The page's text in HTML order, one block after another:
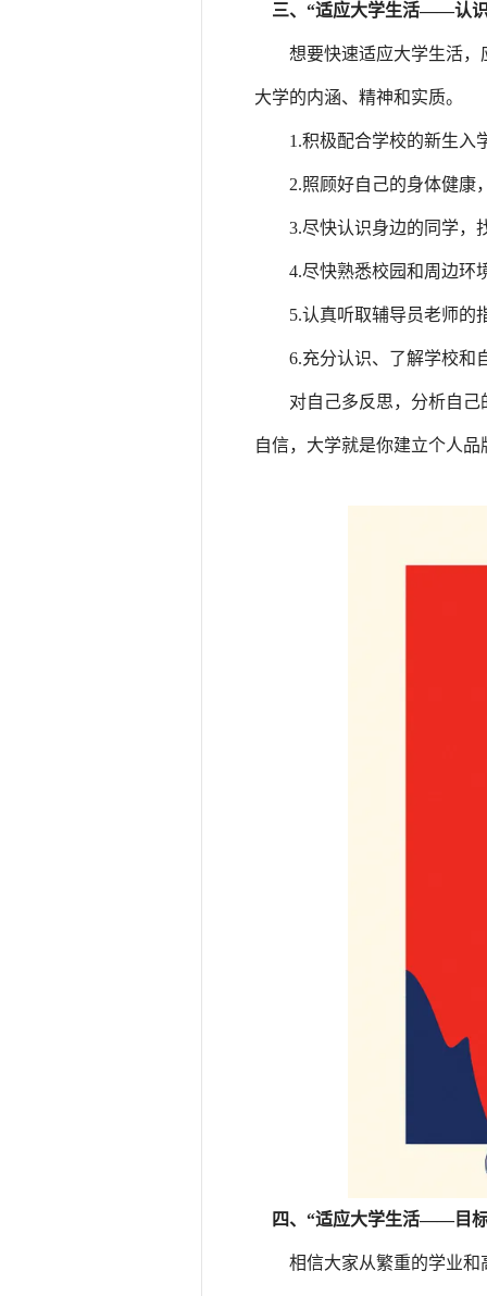
三、“适应大学生活——认
想要快速适应大学生活
大学的内涵、精神和实质。
1.积极配合学校的新生入
2.照顾好自己的身体健康
3.尽快认识身边的同学，
4.尽快熟悉校园和周边环
5.认真听取辅导员老师的
6.充分认识、了解学校和
对自己多反思，分析自
自信，大学就是你建立个人品
四、“适应大学生活——目
相信大家从繁重的学业